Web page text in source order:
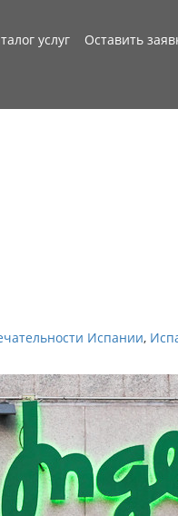
услуг Оставить
Испании,